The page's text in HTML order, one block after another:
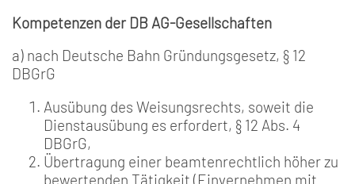
Kompetenzen der DB AG-Gesellschaften
a) nach Deutsche Bahn Gründungsgesetz, § 12
DBGrG
Ausübung des Weisungsrechts, soweit die
Dienstausübung es erfordert, § 12 Abs. 4
DBGrG,
Übertragung einer beamtenrechtlich höher zu
bewertenden Tätigkeit (Einvernehmen mit